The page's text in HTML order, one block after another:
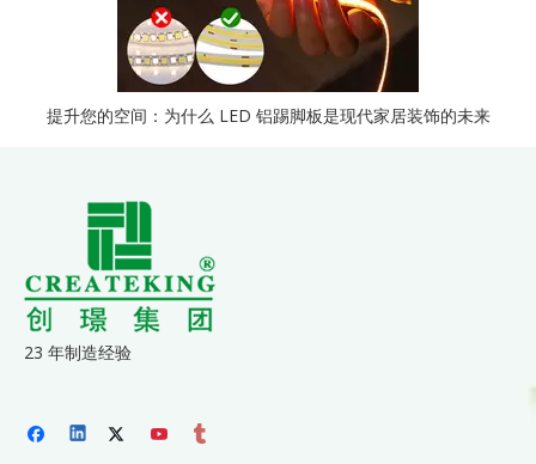
提升您的空间：为什么 LED 铝踢脚板是现代家居装饰的未来
23 年制造经验